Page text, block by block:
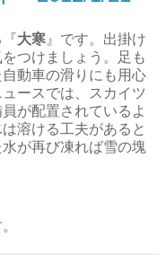
大寒 』です。出掛け
つけましょう。足も
動車の滑りにも用心
ースでは、スカイツ
が配置されているよ
溶ける工夫があると
が再び凍れば雪の塊